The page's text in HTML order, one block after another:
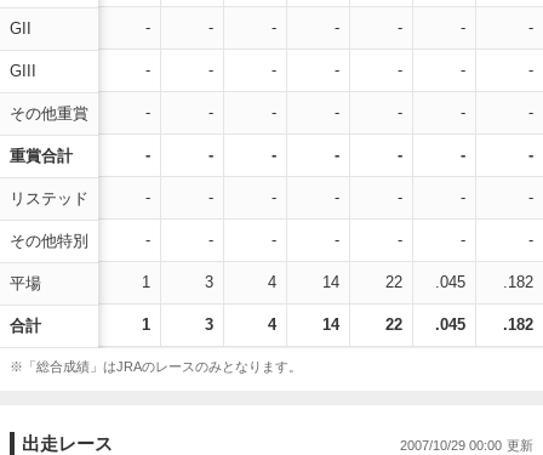
GII
GIII
その他重賞
重賞合計
リステッド
その他特別
平場
合計
- - - - - - -
- - - - - - -
- - - - - - -
- - - - - - -
- - - - - - -
- - - - - - -
1 3 4 14 22 .045 .182
1 3 4 14 22 .045 .182
※「総合成績」はJRAのレースのみとなります。
出走レース 2007/10/29 00:00